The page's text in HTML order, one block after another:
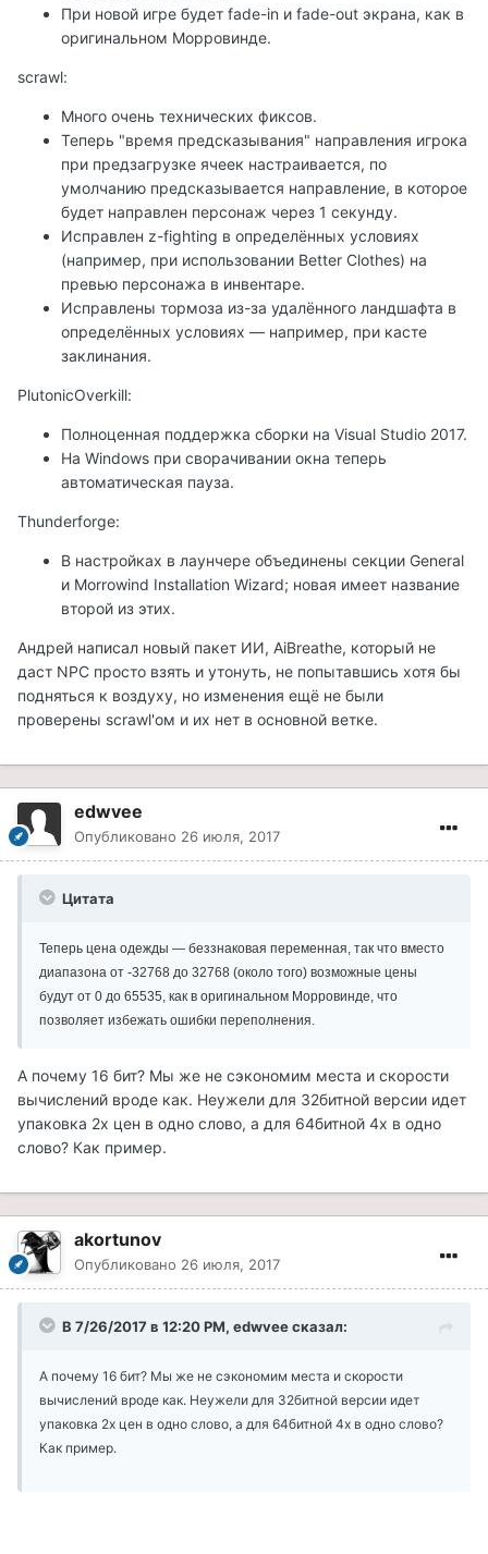
При новой игре будет fade-in и fade-out экрана, как в
оригинальном Морровинде.
scrawl:
Много очень технических фиксов.
Теперь "время предсказывания" направления игрока
при предзагрузке ячеек настраивается, по
умолчанию предсказывается направление, в которое
будет направлен персонаж через 1 секунду.
Исправлен z-fighting в определённых условиях
(например, при использовании Better Clothes) на
превью персонажа в инвентаре.
Исправлены тормоза из-за удалённого ландшафта в
определённых условиях — например, при касте
заклинания.
PlutonicOverkill:
Полноценная поддержка сборки на Visual Studio 2017.
На Windows при сворачивании окна теперь
автоматическая пауза.
Thunderforge:
В настройках в лаунчере объединены секции General
и Morrowind Installation Wizard; новая имеет название
второй из этих.
Андрей написал новый пакет ИИ, AiBreathe, который не
даст NPC просто взять и утонуть, не попытавшись хотя бы
подняться к воздуху, но изменения ещё не были
проверены scrawl'ом и их нет в основной ветке.
edwvee
Опубликовано 26 июля, 2017
Цитата
Теперь цена одежды — беззнаковая переменная, так что вместо
диапазона от -32768 до 32768 (около того) возможные цены
будут от 0 до 65535, как в оригинальном Морровинде, что
позволяет избежать ошибки переполнения.
А почему 16 бит? Мы же не сэкономим места и скорости
вычислений вроде как. Неужели для 32битной версии идет
упаковка 2х цен в одно слово, а для 64битной 4х в одно
слово? Как пример.
akortunov
Опубликовано 26 июля, 2017
В 7/26/2017 в 12:20 PM, edwvee сказал:
А почему 16 бит? Мы же не сэкономим места и скорости
вычислений вроде как. Неужели для 32битной версии идет
упаковка 2х цен в одно слово, а для 64битной 4х в одно слово?
Как пример.